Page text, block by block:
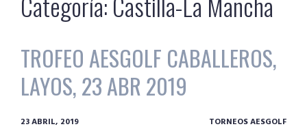
TROFEO AESGOLF CABALLEROS,
LAYOS, 23 ABR 2019
23 ABRIL, 2019 TORNEOS AESGOLF